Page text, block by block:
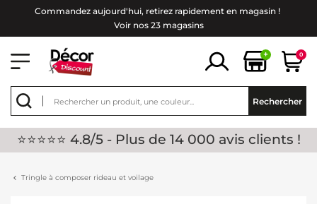
Commandez aujourd'hui, retirez rapidement en magasin !
Voir nos 23 magasins
+ 0
Rechercher
⭐⭐⭐⭐⭐ 4.8/5 - Plus de 14 000 avis clients !
Tringle à composer rideau et voilage